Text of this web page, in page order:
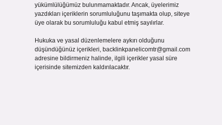
yükümlülüğümüz bulunmamaktadır. Ancak, üyelerimiz
yazdıkları içeriklerin sorumluluğunu taşımakta olup, siteye
üye olarak bu sorumluluğu kabul etmiş sayılırlar.
Hukuka ve yasal düzenlemelere aykırı olduğunu
düşündüğünüz içerikleri, backlinkpanelicomtr@gmail.com
adresine bildirmeniz halinde, ilgili içerikler yasal süre
içerisinde sitemizden kaldırılacaktır.